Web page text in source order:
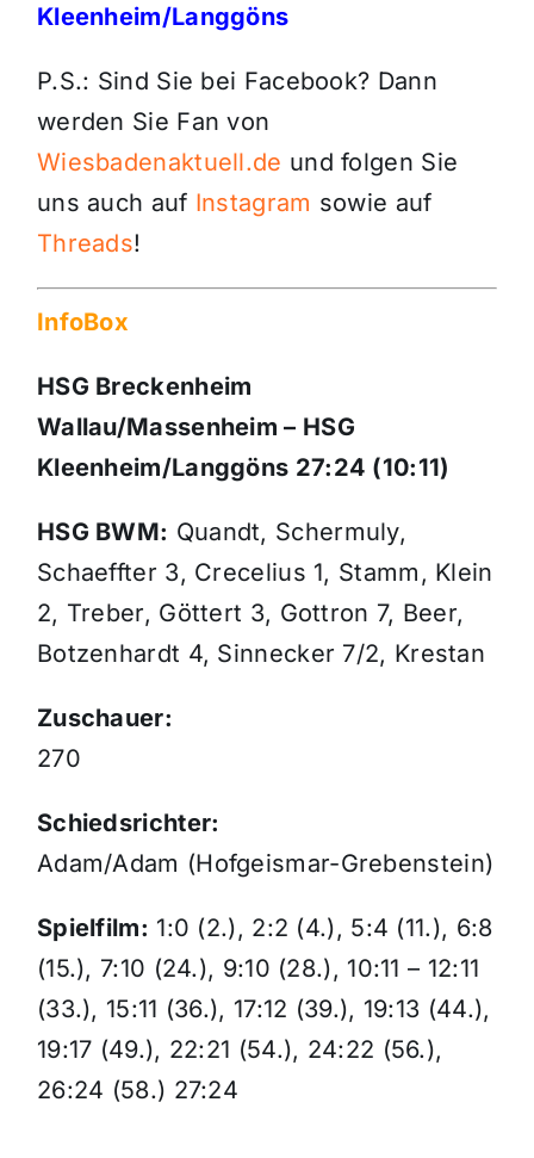
Kleenheim/Langgöns
P.S.: Sind Sie bei Facebook? Dann
werden Sie Fan von
Wiesbadenaktuell.de und folgen Sie
uns auch auf Instagram sowie auf
Threads!
InfoBox
HSG Breckenheim
Wallau/Massenheim – HSG
Kleenheim/Langgöns 27:24 (10:11)
HSG BWM: Quandt, Schermuly,
Schaeffter 3, Crecelius 1, Stamm, Klein
2, Treber, Göttert 3, Gottron 7, Beer,
Botzenhardt 4, Sinnecker 7/2, Krestan
Zuschauer:
270
Schiedsrichter:
Adam/Adam (Hofgeismar-Grebenstein)
Spielfilm: 1:0 (2.), 2:2 (4.), 5:4 (11.), 6:8
(15.), 7:10 (24.), 9:10 (28.), 10:11 – 12:11
(33.), 15:11 (36.), 17:12 (39.), 19:13 (44.),
19:17 (49.), 22:21 (54.), 24:22 (56.),
26:24 (58.) 27:24